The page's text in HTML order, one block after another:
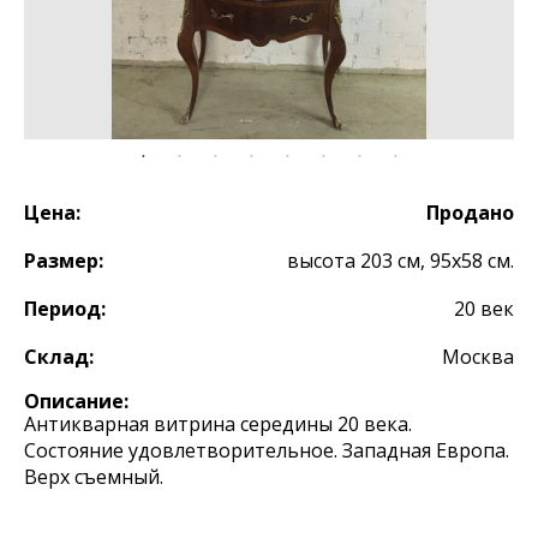
Цена:
Продано
Размер:
высота 203 см, 95х58 см.
Период:
20 век
Склад:
Москва
Описание:
Антикварная витрина середины 20 века.
Состояние удовлетворительное. Западная Европа.
Верх съемный.